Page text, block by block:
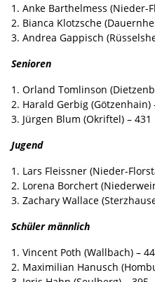
1. Anke Barthelmess (Nieder-
2. Bianca Klotzsche
3. Andrea Gappisch
Senioren
1. Orland Tomlinson
2. Harald Gerbig (Götzenhain)
3. Jürgen Blum (Okriftel) – 431
Jugend
1. Lars Fleissner (Nieder-
2. Lorena Borchert
3. Zachary Wallace
Schüler männlich
1. Vincent Poth (Wallbach) –
2. Maximilian Hanusch